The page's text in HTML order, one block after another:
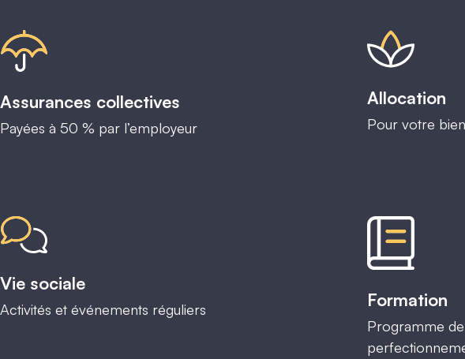
Assurances collectives
Payées à 50 % par l’employeur
Allocation
Pour votre
Vie sociale
Activités et événements réguliers Formation
Programme